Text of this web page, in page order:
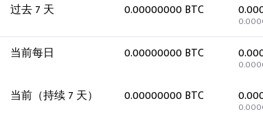
过去 7 天 0.00000000 BTC
当前每日 0.00000000 BTC
当前（持续 7 天） 0.00000000 BTC